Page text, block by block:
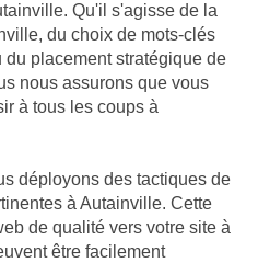
Qu'il s'agisse de la
du choix de mots-clés
placement stratégique de
nous assurons que vous
à tous les coups à
déployons des tactiques de
à Autainville. Cette
de qualité vers votre site à
être facilement